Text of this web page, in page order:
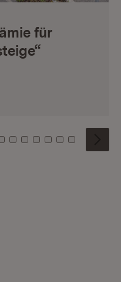
für
4 5 6
Kachel: 7
Zu Kachel: 8
Zu Kachel: 9
Zu Kachel: 10
Zu Kachel: 11
Zu Kachel: 12
Zu Kachel:
Zu